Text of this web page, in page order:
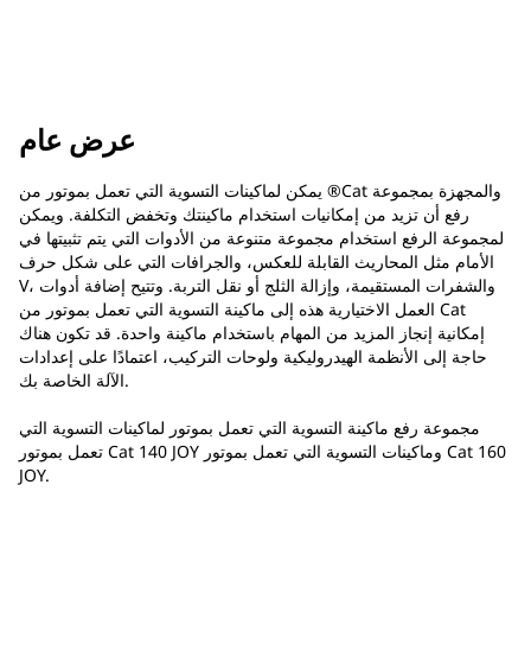
عرض عام
يمكن لماكينات التسوية التي تعمل بموتور من ®Cat والمجهزة بمجموعة
رفع أن تزيد من إمكانيات استخدام ماكينتك وتخفض التكلفة. ويمكن
لمجموعة الرفع استخدام مجموعة متنوعة من الأدوات التي يتم تثبيتها في
الأمام مثل المحاريث القابلة للعكس، والجرافات التي على شكل حرف
V، والشفرات المستقيمة، وإزالة الثلج أو نقل التربة. وتتيح إضافة أدوات
العمل الاختيارية هذه إلى ماكينة التسوية التي تعمل بموتور من Cat
إمكانية إنجاز المزيد من المهام باستخدام ماكينة واحدة. قد تكون هناك
حاجة إلى الأنظمة الهيدروليكية ولوحات التركيب، اعتمادًا على إعدادات
الآلة الخاصة بك.
مجموعة رفع ماكينة التسوية التي تعمل بموتور لماكينات التسوية التي
تعمل بموتور Cat 140 JOY وماكينات التسوية التي تعمل بموتور Cat 160
JOY.